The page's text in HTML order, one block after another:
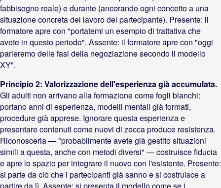
fabbisogno reale) e durante (ancorando ogni concetto a una
situazione concreta del lavoro del partecipante). Presente: il
formatore apre con "portatemi un esempio di trattativa che
avete in questo periodo". Assente: il formatore apre con "oggi
parleremo delle fasi della negoziazione secondo il modello
XY".
Principio 2: Valorizzazione dell'esperienza già accumulata.
Gli adulti non arrivano alla formazione come fogli bianchi:
portano anni di esperienza, modelli mentali già formati,
procedure già apprese. Ignorare questa esperienza e
presentare contenuti come nuovi di zecca produce resistenza.
Riconoscerla — "probabilmente avete già gestito situazioni
simili a questa, anche con metodi diversi" — costruisce fiducia
e apre lo spazio per integrare il nuovo con l'esistente. Presente:
si parte da ciò che i partecipanti già sanno e si costruisce a
partire da lì. Assente: si presenta il modello come se i